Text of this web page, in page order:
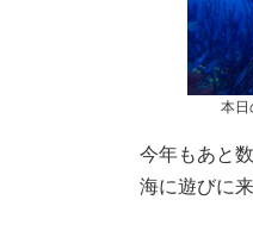
本日
今年もあと
海に遊びに